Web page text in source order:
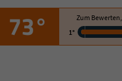
73°
Zum
1°
Zweck
hl=de).